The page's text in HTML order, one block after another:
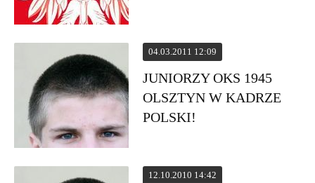
04.03.2011 12:09
JUNIORZY OKS 1945
OLSZTYN W KADRZE
POLSKI!
12.10.2010 14:42